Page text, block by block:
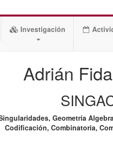
Investigación
Adrián
Geometría
Codificación, Combinatoria,